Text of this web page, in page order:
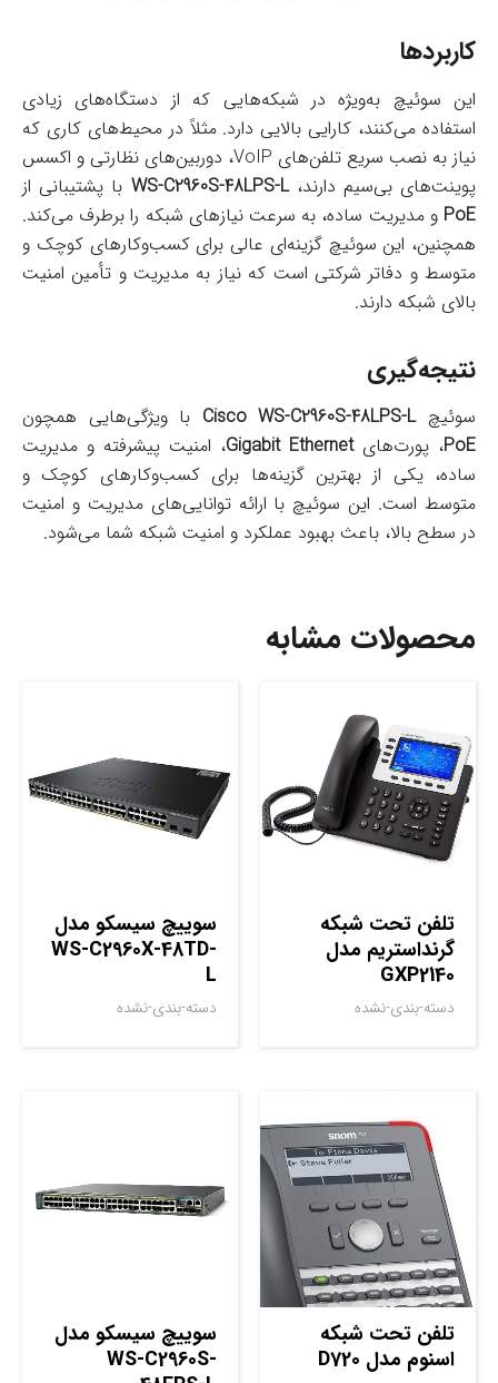
کاربردها
این سوئیچ به‌ویژه در شبکه‌هایی که از دستگاه‌های زیادی
استفاده می‌کنند، کارایی بالایی دارد. مثلاً در محیط‌های کاری که
نیاز به نصب سریع تلفن‌های VoIP، دوربین‌های نظارتی و اکسس
پوینت‌های بی‌سیم دارند،WS-C2960S-48LPS-L با پشتیبانی از
PoE و مدیریت ساده، به سرعت نیازهای شبکه را برطرف می‌کند.
همچنین، این سوئیچ گزینه‌ای عالی برای کسب‌وکارهای کوچک و
متوسط و دفاتر شرکتی است که نیاز به مدیریت و تأمین امنیت
بالای شبکه دارند.
نتیجه‌گیری
سوئیچCisco WS-C2960S-48LPS-L با ویژگی‌هایی همچون
PoE، پورت‌هایGigabit Ethernet، امنیت پیشرفته و مدیریت
ساده، یکی از بهترین گزینه‌ها برای کسب‌وکارهای کوچک و
متوسط است. این سوئیچ با ارائه توانایی‌های مدیریت و امنیت
در سطح بالا، باعث بهبود عملکرد و امنیت شبکه شما می‌شود.
محصولات مشابه
تلفن تحت شبکه
گرنداستریم مدل
GXP2140
دسته-بندی-نشده
سوييچ سيسکو مدل
WS-C2960X-48TD-
L
دسته-بندی-نشده
تلفن تحت شبکه
اسنوم مدل D720
سوييچ سيسکو مدل
WS-C2960S-